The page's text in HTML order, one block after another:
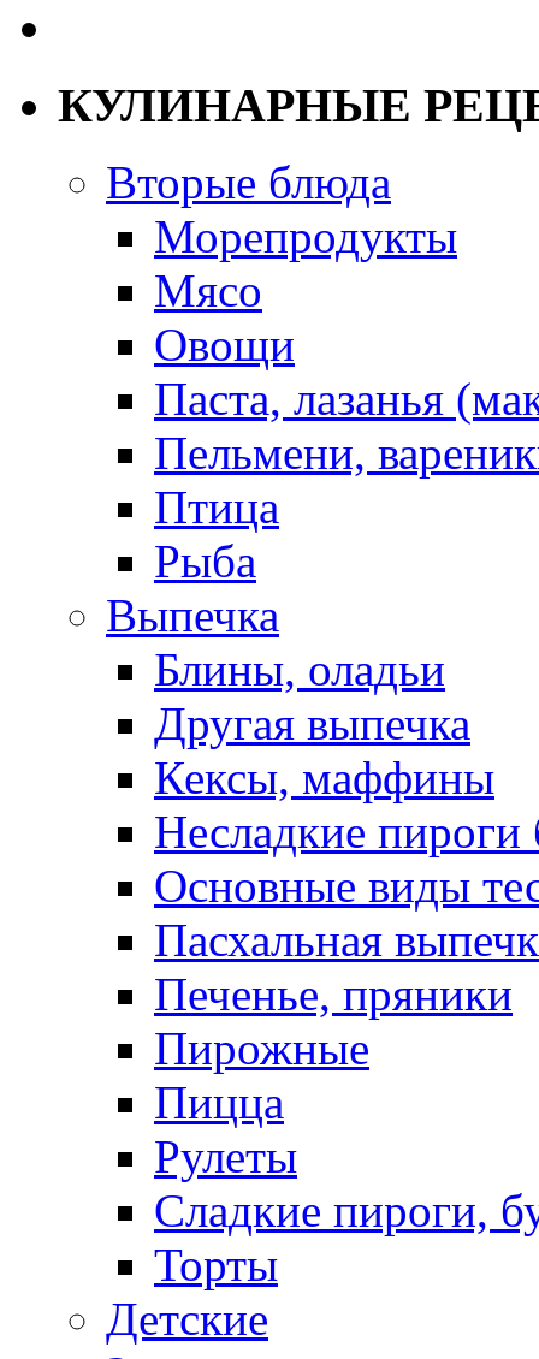
КУЛИНАРНЫЕ
Вторые блюда
Морепродукты
Мясо
Овощи
Паста, лазанья
Пельмени,
Птица
Рыба
Выпечка
Блины, оладьи
Другая выпечка
Кексы, маффины
Несладкие пироги
Основные виды
Пасхальная
Печенье, пряники
Пирожные
Пицца
Рулеты
Сладкие пироги,
Торты
Детские